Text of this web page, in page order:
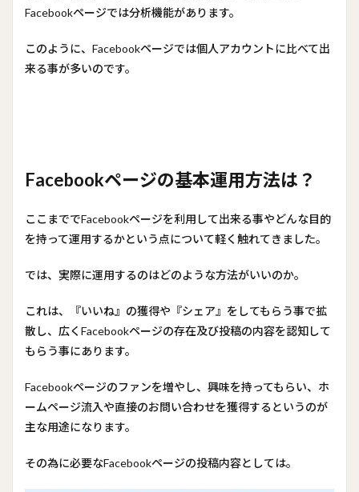
Facebookページでは分析機能があります。
このように、Facebookページでは個人アカウントに比べて出
来る事が多いのです。
Facebookページの基本運用方法は？
ここまででFacebookページを利用して出来る事やどんな目的
を持って運用するかという点について軽く触れてきました。
では、実際に運用するのはどのような方法がいいのか。
これは、『いいね』の獲得や『シェア』をしてもらう事で拡
散し、広くFacebookページの存在及び投稿の内容を認知して
もらう事にあります。
Facebookページのファンを増やし、興味を持ってもらい、ホ
ームページ流入や直接のお問い合わせを獲得するというのが
主な用途になります。
その為に必要なFacebookページの投稿内容としては。